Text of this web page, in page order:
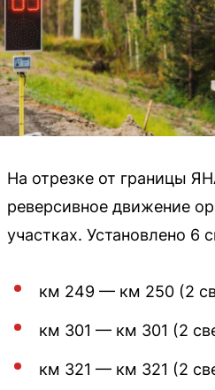
На отрезке от границы
реверсивное движение
участках. Установлено 6
км 249 — км 250 (2
км 301 — км 301 (2
км 321 — км 321 (2